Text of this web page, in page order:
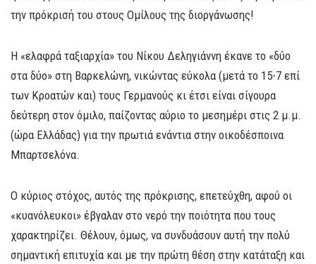
την πρόκρισή του στους Ομίλους της διοργάνωσης!
Η «ελαφρά ταξιαρχία» του Νίκου Δεληγιάννη έκανε το «δύο
στα δύο» στη Βαρκελώνη, νικώντας εύκολα (μετά το 15-7 επί
των Κροατών και) τους Γερμανούς κι έτσι είναι σίγουρα
δεύτερη στον όμιλο, παίζοντας αύριο το μεσημέρι στις 2 μ.μ.
(ώρα Ελλάδας) για την πρωτιά ενάντια στην οικοδέσποινα
Μπαρτσελόνα.
Ο κύριος στόχος, αυτός της πρόκρισης, επετεύχθη, αφού οι
«κυανόλευκοι» έβγαλαν στο νερό την ποιότητα που τους
χαρακτηρίζει. Θέλουν, όμως, να συνδυάσουν αυτή την πολύ
σημαντική επιτυχία και με την πρώτη θέση στην κατάταξη και